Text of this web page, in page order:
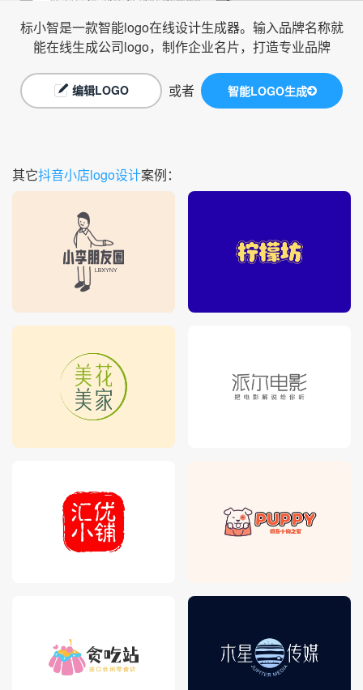
标小智是一款智能logo在线设计生成器。输入品牌名称就
能在线生成公司logo，制作企业名片，打造专业品牌
编辑LOGO 或者 智能LOGO生成
其它抖音小店logo设计案例：